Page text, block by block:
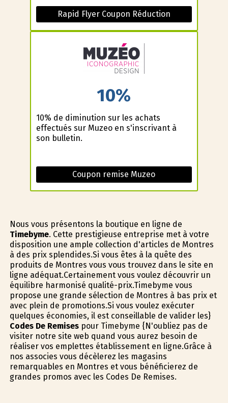
Rapid Flyer Coupon Réduction
10%
10% de diminution sur les achats
effectués sur Muzeo en s'inscrivant à
son bulletin.
Coupon remise Muzeo
Nous vous présentons la boutique en ligne de
Timebyme. Cette prestigieuse entreprise met à votre
disposition une ample collection d'articles de Montres
à des prix splendides.Si vous êtes à la quête des
produits de Montres vous vous trouvez dans le site en
ligne adéquat.Certainement vous voulez découvrir un
équilibre harmonisé qualité-prix.Timebyme vous
propose une grande sélection de Montres à bas prix et
avec plein de promotions.Si vous voulez exécuter
quelques économies, il est conseillable de valider les}
Codes De Remisespour Timebyme {N'oubliez pas de
visiter notre site web quand vous aurez besoin de
réaliser vos emplettes établissement en ligne.Grâce à
nos associes vous décèlerez les magasins
remarquables en Montres et vous bénéficierez de
grandes promos avec les Codes De Remises.